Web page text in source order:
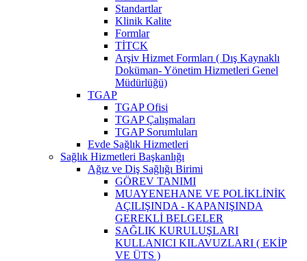
Standartlar
Klinik Kalite
Formlar
TİTCK
Arşiv Hizmet Formları ( Dış Kaynaklı
Doküman- Yönetim Hizmetleri Genel
Müdürlüğü)
TGAP
TGAP Ofisi
TGAP Çalışmaları
TGAP Sorumluları
Evde Sağlık Hizmetleri
Sağlık Hizmetleri Başkanlığı
Ağız ve Diş Sağlığı Birimi
GÖREV TANIMI
MUAYENEHANE VE POLİKLİNİK
AÇILIŞINDA - KAPANIŞINDA
GEREKLİ BELGELER
SAĞLIK KURULUŞLARI
KULLANICI KILAVUZLARI ( EKİP
VE ÜTS )